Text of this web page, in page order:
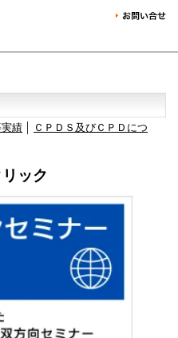
績
ＣＰＤＳ及びＣＰＤにつ
ック